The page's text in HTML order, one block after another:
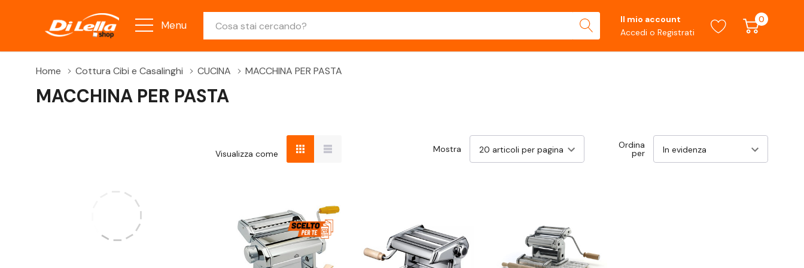
Menu
Il mio account
Accedi o Registrati
0
Home Cottura Cibi e Casalinghi CUCINA MACCHINA PER PASTA
MACCHINA PER PASTA
Visualizza come Mostra Ordina
per